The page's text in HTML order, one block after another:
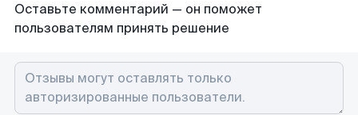
Оставьте комментарий — он поможет
пользователям принять решение